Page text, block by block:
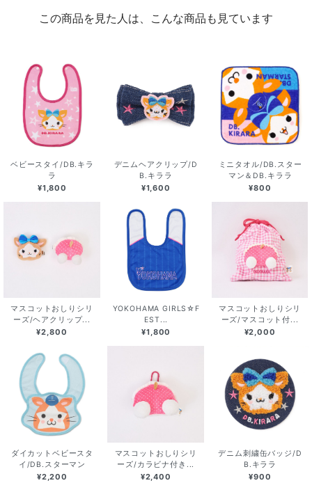
この商品を見た人は、こんな商品も見ています
ベビースタイ/DB.キラ
ラ
¥1,800
デニムヘアクリップ/D
B.キララ
¥1,600
ミニタオル/DB.スター
マン＆DB.キララ
¥800
マスコットおしりシリ
ーズ/ヘアクリップ...
¥2,800
YOKOHAMA GIRLS☆F
EST...
¥1,800
マスコットおしりシリ
ーズ/マスコット付...
¥2,000
ダイカットベビースタ
イ/DB.スターマン
¥2,200
マスコットおしりシリ
ーズ/カラビナ付き...
¥2,400
デニム刺繍缶バッジ/D
B.キララ
¥900